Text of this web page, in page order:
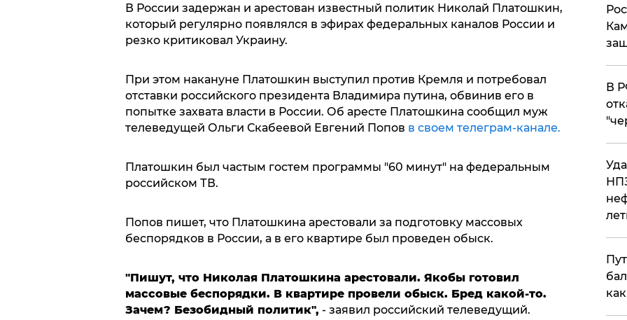
В России задержан и арестован известный политик Николай Платошкин,
который регулярно появлялся в эфирах федеральных каналов России и
резко критиковал Украину.
При этом накануне Платошкин выступил против Кремля и потребовал
отставки российского президента Владимира путина, обвинив его в
попытке захвата власти в России. Об аресте Платошкина сообщил муж
телеведущей Ольги Скабеевой Евгений Попов в своем телеграм-канале.
Платошкин был частым гостем программы "60 минут" на федеральным
российском ТВ.
Попов пишет, что Платошкина арестовали за подготовку массовых
беспорядков в России, а в его квартире был проведен обыск.
"Пишут, что Николая Платошкина арестовали. Якобы готовил
массовые беспорядки. В квартире провели обыск. Бред какой-то.
Зачем? Безобидный политик", - заявил российский телеведущий.
​В